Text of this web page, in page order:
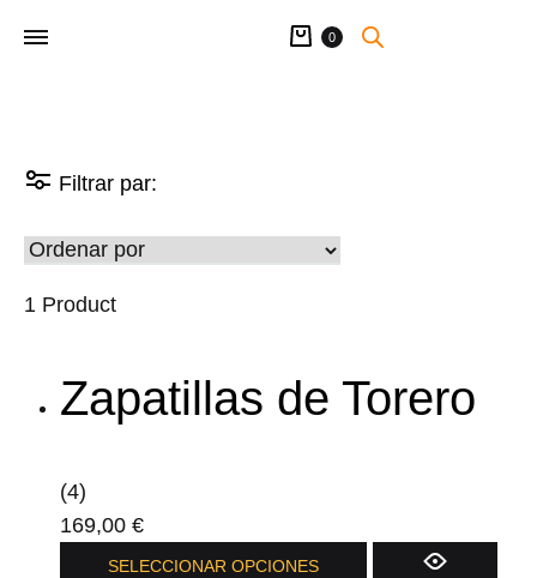
Carrito
0
Filtrar par:
1 Product
Zapatillas de Torero
(4)
169,00 €
SELECCIONAR OPCIONES